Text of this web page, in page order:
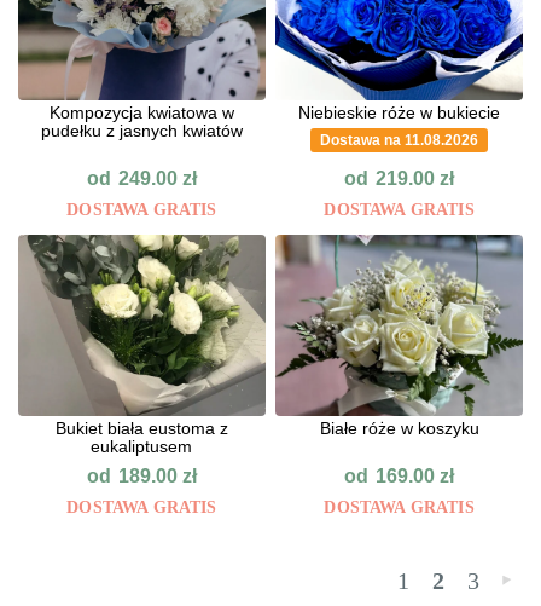
Kompozycja kwiatowa w
pudełku z jasnych kwiatów
od 249.00 zł
DOSTAWA GRATIS
Niebieskie róże w bukiecie
Dostawa na 11.08.2026
od 219.00zł
DOSTAWA GRATIS
Bukiet biała eustoma z
eukaliptusem
od 189.00 zł
DOSTAWA GRATIS
Białe róże w koszyku
od 169.00zł
DOSTAWA GRATIS
1 2 3 »